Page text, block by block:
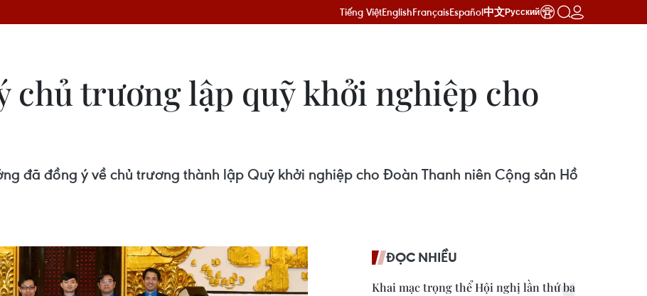
Tiếng ViệtEnglishFrançaisEspañol中文Русский
chủ trương lập quỹ khởi nghiệp cho
đã đồng ý về chủ trương thành lập Quỹ khởi nghiệp cho Đoàn Thanh niên Cộng sản Hồ
ĐỌC NHIỀU
Khai mạc trọng thể Hội nghị lần thứ ba